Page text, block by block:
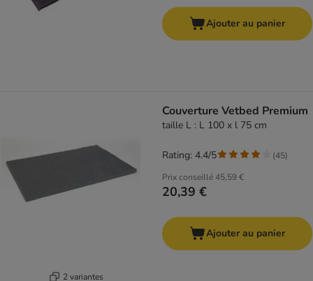
Ajouter au panier
2 variantes
Couverture Vetbed Premium
taille L : L 100 x l 75 cm
Prix conseillé45,59 €
20,39 €
Rating: 4.4/5 (45)
Ajouter au panier